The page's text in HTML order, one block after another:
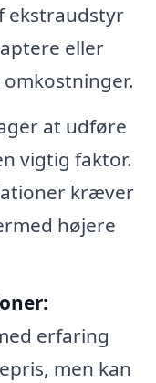
ekstraudstyr
eller
at udføre
vigtig faktor.
kræver
højere
erfaring
men kan